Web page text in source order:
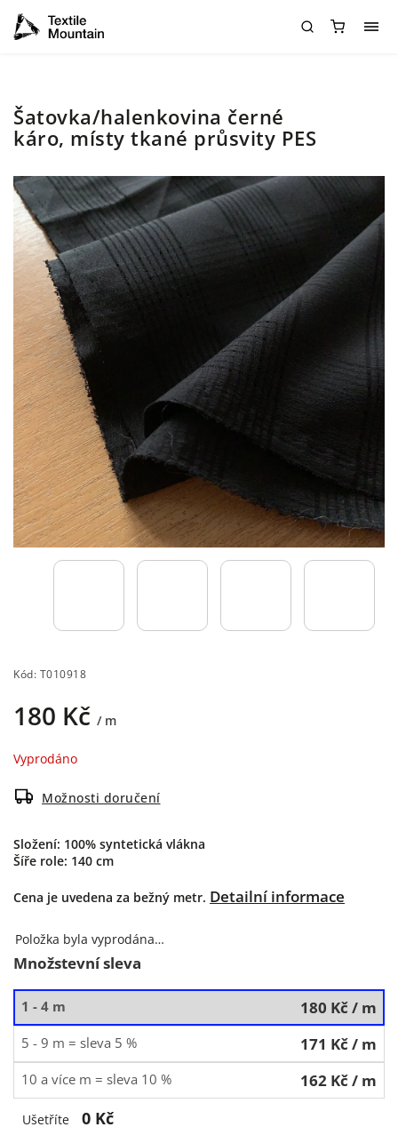
Šatovka/halenkovina černé
káro, místy tkané průsvity PES
Kód: T010918
180 Kč / m
Vyprodáno
Možnosti doručení
Složení: 100% syntetická vlákna
Šíře role: 140 cm
Cena je uvedena za bežný metr. Detailní informace
Položka byla vyprodána…
Množstevní sleva
1 - 4 m 180 Kč/ m
5 - 9 m = sleva 5 % 171 Kč/ m
10 a více m = sleva 10 % 162 Kč/ m
Ušetříte 0 Kč